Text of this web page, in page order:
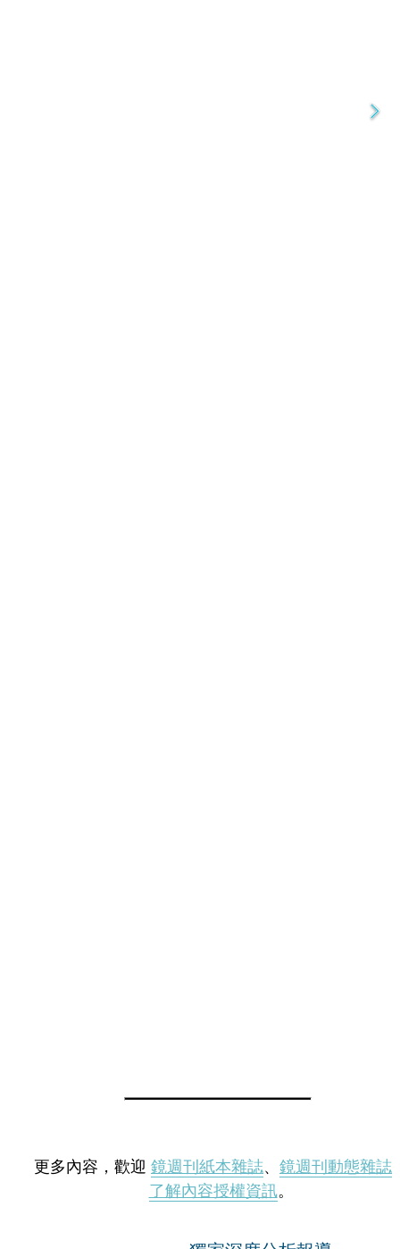
更多內容，歡迎 鏡週刊紙本雜誌、 鏡週刊動態雜誌
了解內容授權資訊。